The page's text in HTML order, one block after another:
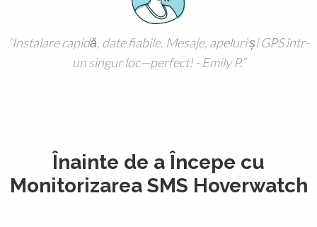
Instalare rapidă, date fiabile. Mesaje, apeluri și GPS într-
un singur loc—perfect! - Emily P.
Înainte de a Începe cu
Monitorizarea SMS Hoverwatch